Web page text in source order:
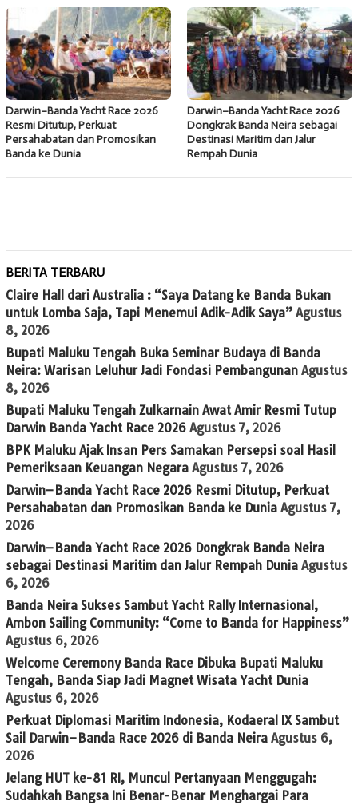
Darwin–Banda Yacht Race 2026
Resmi Ditutup, Perkuat
Persahabatan dan Promosikan
Banda ke Dunia
Darwin–Banda Yacht Race 2026
Dongkrak Banda Neira sebagai
Destinasi Maritim dan Jalur
Rempah Dunia
BERITA TERBARU
Claire Hall dari Australia : “Saya Datang ke Banda Bukan
untuk Lomba Saja, Tapi Menemui Adik-Adik Saya” Agustus
8, 2026
Bupati Maluku Tengah Buka Seminar Budaya di Banda
Neira: Warisan Leluhur Jadi Fondasi Pembangunan Agustus
8, 2026
Bupati Maluku Tengah Zulkarnain Awat Amir Resmi Tutup
Darwin Banda Yacht Race 2026 Agustus 7, 2026
BPK Maluku Ajak Insan Pers Samakan Persepsi soal Hasil
Pemeriksaan Keuangan Negara Agustus 7, 2026
Darwin–Banda Yacht Race 2026 Resmi Ditutup, Perkuat
Persahabatan dan Promosikan Banda ke Dunia Agustus 7,
2026
Darwin–Banda Yacht Race 2026 Dongkrak Banda Neira
sebagai Destinasi Maritim dan Jalur Rempah Dunia Agustus
6, 2026
Banda Neira Sukses Sambut Yacht Rally Internasional,
Ambon Sailing Community: “Come to Banda for Happiness”
Agustus 6, 2026
Welcome Ceremony Banda Race Dibuka Bupati Maluku
Tengah, Banda Siap Jadi Magnet Wisata Yacht Dunia
Agustus 6, 2026
Perkuat Diplomasi Maritim Indonesia, Kodaeral IX Sambut
Sail Darwin–Banda Race 2026 di Banda Neira Agustus 6,
2026
Jelang HUT ke-81 RI, Muncul Pertanyaan Menggugah:
Sudahkah Bangsa Ini Benar-Benar Menghargai Para